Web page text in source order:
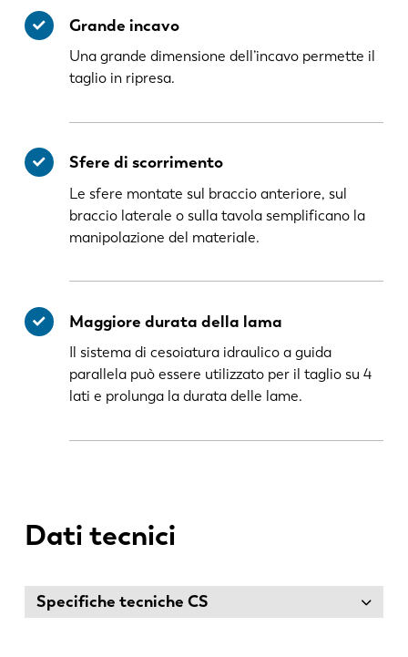
Grande incavo
Una grande dimensione dell’incavo permette il
taglio in ripresa.
Sfere di scorrimento
Le sfere montate sul braccio anteriore, sul
braccio laterale o sulla tavola semplificano la
manipolazione del materiale.
Maggiore durata della lama
Il sistema di cesoiatura idraulico a guida
parallela può essere utilizzato per il taglio su 4
lati e prolunga la durata delle lame.
Dati tecnici
Specifiche tecniche CS